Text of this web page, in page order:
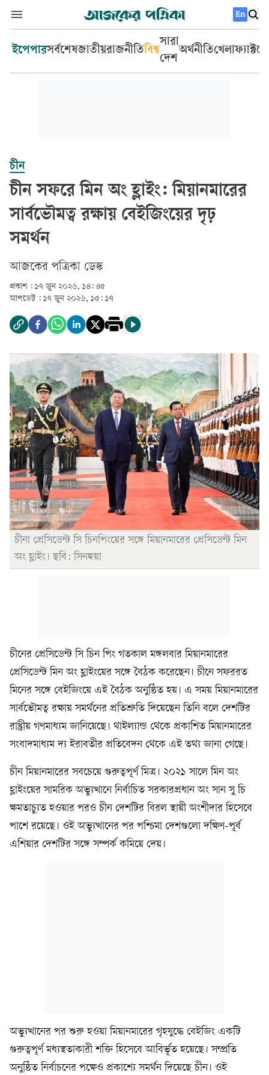
En
ইপেপারসর্বশেষজাতীয়রাজনীতিবিশ্ব
সারা
দেশ
অর্থনীতিখেলা
চীন
চীন সফরে মিন অং হ্লাইং: মিয়ানমারের
সার্বভৌমত্ব রক্ষায় বেইজিংয়ের দৃঢ়
সমর্থন
আজকের পত্রিকা ডেস্ক­
প্রকাশ : ১৭ জুন ২০২৬, ১৪: ৪৫
আপডেট : ১৭ জুন ২০২৬, ১৫: ১৭
চীনা প্রেসিডেন্ট সি চিনপিংয়ের সঙ্গে মিয়ানমারের প্রেসিডেন্ট মিন
অং হ্লাইং। ছবি: সিনহুয়া
চীনের প্রেসিডেন্ট সি চিন পিং গতকাল মঙ্গলবার মিয়ানমারের
প্রেসিডেন্ট মিন অং হ্লাইংয়ের সঙ্গে বৈঠক করেছেন। চীনে সফররত
মিনের সঙ্গে বেইজিংয়ে এই বৈঠক অনুষ্ঠিত হয়। এ সময় মিয়ানমারের
সার্বভৌমত্ব রক্ষায় সমর্থনের প্রতিশ্রুতি দিয়েছেন তিনি বলে দেশটির
রাষ্ট্রীয় গণমাধ্যম জানিয়েছে। থাইল্যান্ড থেকে প্রকাশিত মিয়ানমারের
সংবাদমাধ্যম দ্য ইরাবতীর প্রতিবেদন থেকে এই তথ্য জানা গেছে।
চীন মিয়ানমারের সবচেয়ে গুরুত্বপূর্ণ মিত্র। ২০২১ সালে মিন অং
হ্লাইংয়ের সামরিক অভ্যুত্থানে নির্বাচিত সরকারপ্রধান অং সান সু চি
ক্ষমতাচ্যুত হওয়ার পরও চীন দেশটির বিরল স্থায়ী অংশীদার হিসেবে
পাশে রয়েছে। ওই অভ্যুত্থানের পর পশ্চিমা দেশগুলো দক্ষিণ-পূর্ব
এশিয়ার দেশটির সঙ্গে সম্পর্ক কমিয়ে দেয়।
অভ্যুত্থানের পর শুরু হওয়া মিয়ানমারের গৃহযুদ্ধে বেইজিং একটি
গুরুত্বপূর্ণ মধ্যস্থতাকারী শক্তি হিসেবে আবির্ভূত হয়েছে। সম্প্রতি
অনুষ্ঠিত নির্বাচনের পক্ষেও প্রকাশ্যে সমর্থন দিয়েছে চীন। ওই